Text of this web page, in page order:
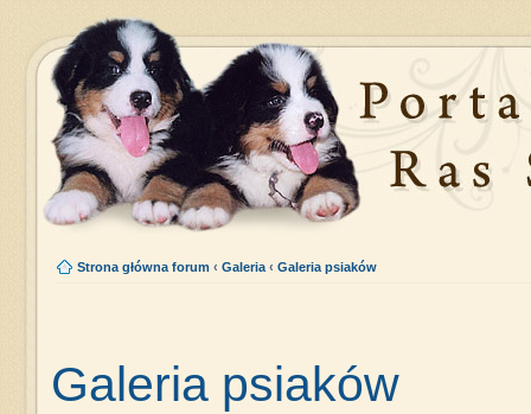
Strona główna forum ‹ Galeria ‹ Galeria psiaków
Galeria psiaków